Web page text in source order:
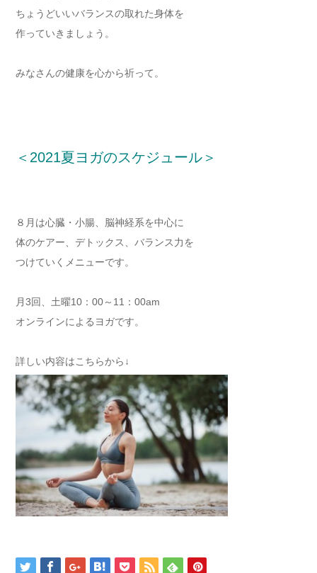
ちょうどいいバランスの取れた身体を
作っていきましょう。
みなさんの健康を心から祈って。
＜2021夏ヨガのスケジュール＞
８月は心臓・小腸、脳神経系を中心に
体のケアー、デトックス、バランス力を
つけていくメニューです。
月3回、土曜10：00～11：00am
オンラインによるヨガです。
詳しい内容はこちらから↓